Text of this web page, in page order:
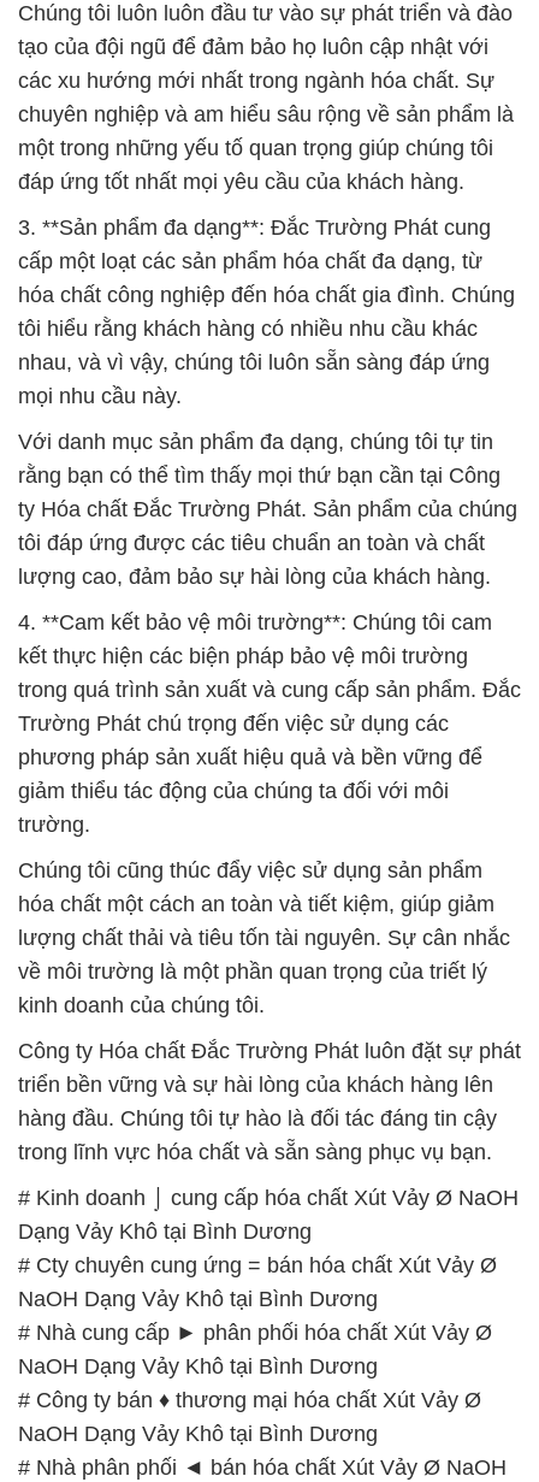
Chúng tôi luôn luôn đầu tư vào sự phát triển và đào
tạo của đội ngũ để đảm bảo họ luôn cập nhật với
các xu hướng mới nhất trong ngành hóa chất. Sự
chuyên nghiệp và am hiểu sâu rộng về sản phẩm là
một trong những yếu tố quan trọng giúp chúng tôi
đáp ứng tốt nhất mọi yêu cầu của khách hàng.
3. **Sản phẩm đa dạng**: Đắc Trường Phát cung
cấp một loạt các sản phẩm hóa chất đa dạng, từ
hóa chất công nghiệp đến hóa chất gia đình. Chúng
tôi hiểu rằng khách hàng có nhiều nhu cầu khác
nhau, và vì vậy, chúng tôi luôn sẵn sàng đáp ứng
mọi nhu cầu này.
Với danh mục sản phẩm đa dạng, chúng tôi tự tin
rằng bạn có thể tìm thấy mọi thứ bạn cần tại Công
ty Hóa chất Đắc Trường Phát. Sản phẩm của chúng
tôi đáp ứng được các tiêu chuẩn an toàn và chất
lượng cao, đảm bảo sự hài lòng của khách hàng.
4. **Cam kết bảo vệ môi trường**: Chúng tôi cam
kết thực hiện các biện pháp bảo vệ môi trường
trong quá trình sản xuất và cung cấp sản phẩm. Đắc
Trường Phát chú trọng đến việc sử dụng các
phương pháp sản xuất hiệu quả và bền vững để
giảm thiểu tác động của chúng ta đối với môi
trường.
Chúng tôi cũng thúc đẩy việc sử dụng sản phẩm
hóa chất một cách an toàn và tiết kiệm, giúp giảm
lượng chất thải và tiêu tốn tài nguyên. Sự cân nhắc
về môi trường là một phần quan trọng của triết lý
kinh doanh của chúng tôi.
Công ty Hóa chất Đắc Trường Phát luôn đặt sự phát
triển bền vững và sự hài lòng của khách hàng lên
hàng đầu. Chúng tôi tự hào là đối tác đáng tin cậy
trong lĩnh vực hóa chất và sẵn sàng phục vụ bạn.
# Kinh doanh ⌡ cung cấp hóa chất Xút Vảy Ø NaOH
Dạng Vảy Khô tại Bình Dương
# Cty chuyên cung ứng = bán hóa chất Xút Vảy Ø
NaOH Dạng Vảy Khô tại Bình Dương
# Nhà cung cấp ► phân phối hóa chất Xút Vảy Ø
NaOH Dạng Vảy Khô tại Bình Dương
# Công ty bán ♦ thương mại hóa chất Xút Vảy Ø
NaOH Dạng Vảy Khô tại Bình Dương
# Nhà phân phối ◄ bán hóa chất Xút Vảy Ø NaOH